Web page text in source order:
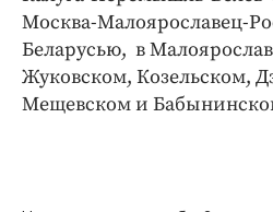
Москва-Малоярославец-
Беларусью, в
Жуковском, Козельском,
Мещевском и